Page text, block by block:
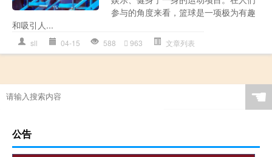
参与的角度来看，篮球是一项极为有趣
和吸引人...
sll 04-15 588 963 文章列表
☚
公告